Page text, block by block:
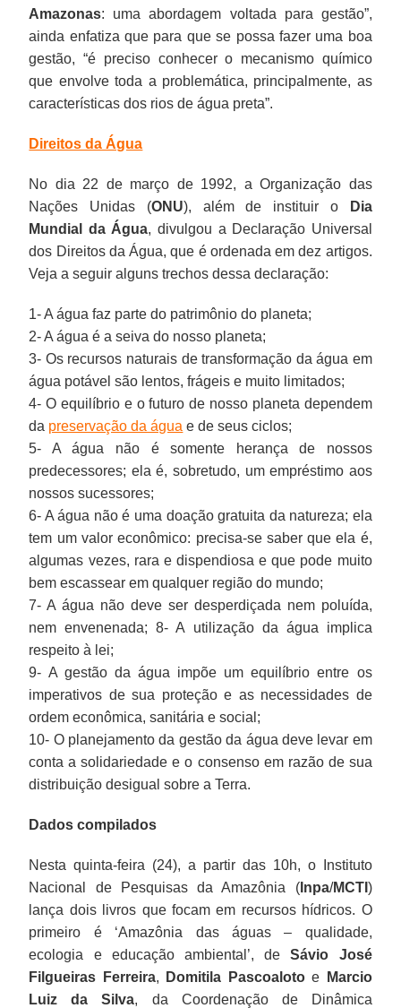
Amazonas: uma abordagem voltada para gestão”,
ainda enfatiza que para que se possa fazer uma boa
gestão, “é preciso conhecer o mecanismo químico
que envolve toda a problemática, principalmente, as
características dos rios de água preta”.
Direitos da Água
No dia 22 de março de 1992, a Organização das
Nações Unidas (ONU), além de instituir o
Dia
Mundial da Água, divulgou a Declaração Universal
dos Direitos da Água, que é ordenada em dez artigos.
Veja a seguir alguns trechos dessa declaração:
1- A água faz parte do patrimônio do planeta;
2- A água é a seiva do nosso planeta;
3- Os recursos naturais de transformação da água em
água potável são lentos, frágeis e muito limitados;
4- O equilíbrio e o futuro de nosso planeta dependem
da preservação da água e de seus ciclos;
5- A água não é somente herança de nossos
predecessores; ela é, sobretudo, um empréstimo aos
nossos sucessores;
6- A água não é uma doação gratuita da natureza; ela
tem um valor econômico: precisa-se saber que ela é,
algumas vezes, rara e dispendiosa e que pode muito
bem escassear em qualquer região do mundo;
7- A água não deve ser desperdiçada nem poluída,
nem envenenada; 8- A utilização da água implica
respeito à lei;
9- A gestão da água impõe um equilíbrio entre os
imperativos de sua proteção e as necessidades de
ordem econômica, sanitária e social;
10- O planejamento da gestão da água deve levar em
conta a solidariedade e o consenso em razão de sua
distribuição desigual sobre a Terra.
Dados compilados
Nesta quinta-feira (24), a partir das 10h, o Instituto
Nacional de Pesquisas da Amazônia (Inpa/MCTI )
lança dois livros que focam em recursos hídricos. O
primeiro é ‘Amazônia das águas – qualidade,
ecologia e educação ambiental’, deSávio José
Filgueiras Ferreira, Domitila Pascoalotoe
Marcio
Luiz da Silva, da Coordenação de Dinâmica